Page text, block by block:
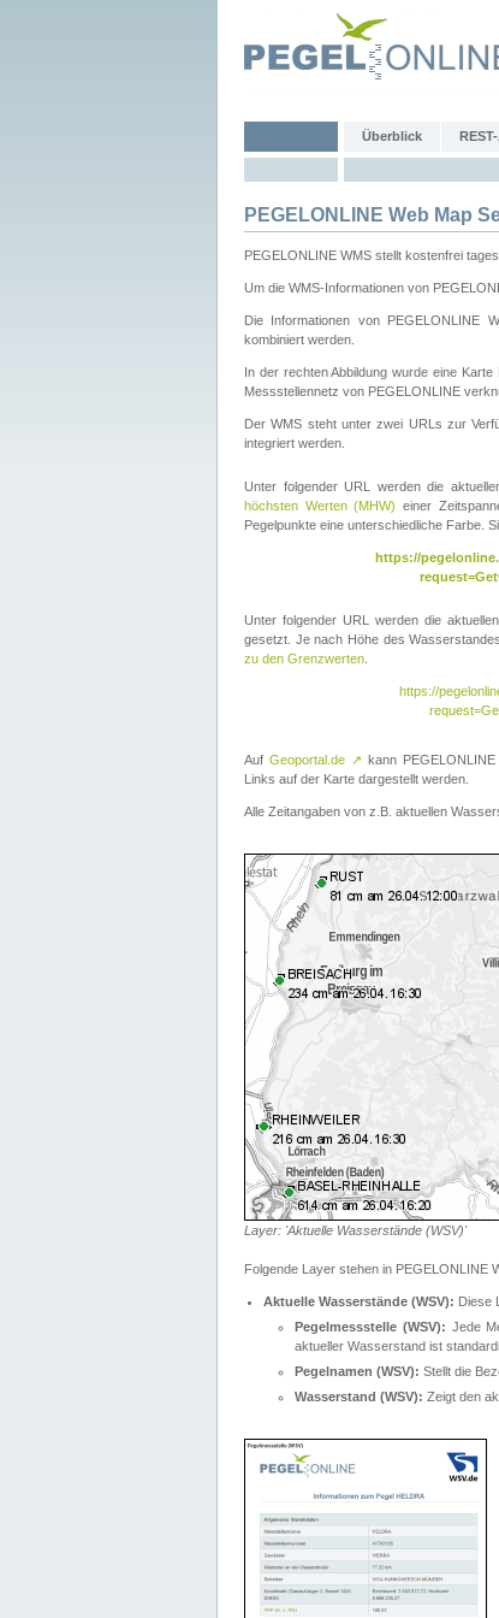
Überblick
PEGELONLINE Web Map
PEGELONLINE WMS stellt kostenfrei
Um die WMS-Informationen von
Die Informationen von PEGELONLINE
kombiniert werden.
In der rechten Abbildung wurde eine
Messstellennetz von PEGELONLINE
Der WMS steht unter zwei URLs zur
integriert werden.
Unter folgender URL werden die
höchsten Werten (MHW) einer
Pegelpunkte eine unterschiedliche Farbe.
https://
Unter folgender URL werden die
gesetzt. Je nach Höhe des
zu den Grenzwerten
https://
Auf Geoportal.de ↗ kann
Links auf der Karte dargestellt werden.
Alle Zeitangaben von z.B. aktuellen
Layer: 'Aktuelle Wasserstände (WSV)'
Folgende Layer stehen in PEGELONLINE
Aktuelle Wasserstände (WSV): Diese
Pegelmessstelle (WSV): Jede
aktueller Wasserstand ist
Pegelnamen (WSV): Stellt die
Wasserstand (WSV): Zeigt den